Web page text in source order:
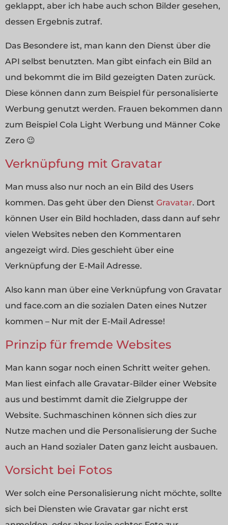
geklappt, aber ich habe auch schon Bilder gesehen,
dessen Ergebnis zutraf.
Das Besondere ist, man kann den Dienst über die
API selbst benutzten. Man gibt einfach ein Bild an
und bekommt die im Bild gezeigten Daten zurück.
Diese können dann zum Beispiel für personalisierte
Werbung genutzt werden. Frauen bekommen dann
zum Beispiel Cola Light Werbung und Männer Coke
Zero 😉
Verknüpfung mit Gravatar
Man muss also nur noch an ein Bild des Users
kommen. Das geht über den Dienst Gravatar. Dort
können User ein Bild hochladen, dass dann auf sehr
vielen Websites neben den Kommentaren
angezeigt wird. Dies geschieht über eine
Verknüpfung der E-Mail Adresse.
Also kann man über eine Verknüpfung von Gravatar
und face.com an die sozialen Daten eines Nutzer
kommen – Nur mit der E-Mail Adresse!
Prinzip für fremde Websites
Man kann sogar noch einen Schritt weiter gehen.
Man liest einfach alle Gravatar-Bilder einer Website
aus und bestimmt damit die Zielgruppe der
Website. Suchmaschinen können sich dies zur
Nutze machen und die Personalisierung der Suche
auch an Hand sozialer Daten ganz leicht ausbauen.
Vorsicht bei Fotos
Wer solch eine Personalisierung nicht möchte, sollte
sich bei Diensten wie Gravatar gar nicht erst